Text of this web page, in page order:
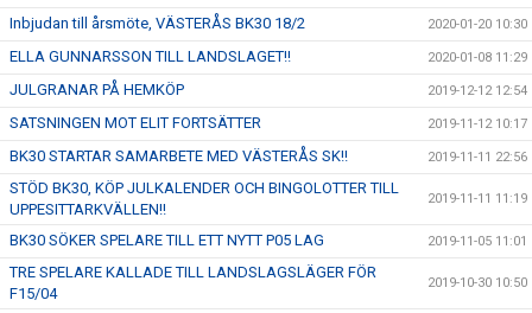
Inbjudan till årsmöte, VÄSTERÅS BK30 18/2 2020-01-20 10:30
ELLA GUNNARSSON TILL LANDSLAGET!! 2020-01-08 11:29
JULGRANAR PÅ HEMKÖP 2019-12-12 12:54
SATSNINGEN MOT ELIT FORTSÄTTER 2019-11-12 10:17
BK30 STARTAR SAMARBETE MED VÄSTERÅS SK!! 2019-11-11 22:56
STÖD BK30, KÖP JULKALENDER OCH BINGOLOTTER TILL
UPPESITTARKVÄLLEN!!
2019-11-11 11:19
BK30 SÖKER SPELARE TILL ETT NYTT P05 LAG 2019-11-05 11:01
TRE SPELARE KALLADE TILL LANDSLAGSLÄGER FÖR
F15/04
2019-10-30 10:50